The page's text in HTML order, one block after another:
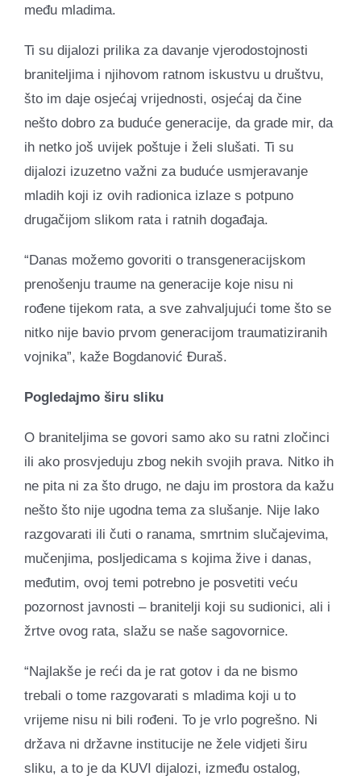
među mladima.
Ti su dijalozi prilika za davanje vjerodostojnosti
braniteljima i njihovom ratnom iskustvu u društvu,
što im daje osjećaj vrijednosti, osjećaj da čine
nešto dobro za buduće generacije, da grade mir, da
ih netko još uvijek poštuje i želi slušati. Ti su
dijalozi izuzetno važni za buduće usmjeravanje
mladih koji iz ovih radionica izlaze s potpuno
drugačijom slikom rata i ratnih događaja.
“Danas možemo govoriti o transgeneracijskom
prenošenju traume na generacije koje nisu ni
rođene tijekom rata, a sve zahvaljujući tome što se
nitko nije bavio prvom generacijom traumatiziranih
vojnika”, kaže Bogdanović Đuraš.
Pogledajmo širu sliku
O braniteljima se govori samo ako su ratni zločinci
ili ako prosvjeduju zbog nekih svojih prava. Nitko ih
ne pita ni za što drugo, ne daju im prostora da kažu
nešto što nije ugodna tema za slušanje. Nije lako
razgovarati ili čuti o ranama, smrtnim slučajevima,
mučenjima, posljedicama s kojima žive i danas,
međutim, ovoj temi potrebno je posvetiti veću
pozornost javnosti – branitelji koji su sudionici, ali i
žrtve ovog rata, slažu se naše sagovornice.
“Najlakše je reći da je rat gotov i da ne bismo
trebali o tome razgovarati s mladima koji u to
vrijeme nisu ni bili rođeni. To je vrlo pogrešno. Ni
država ni državne institucije ne žele vidjeti širu
sliku, a to je da KUVI dijalozi, između ostalog,